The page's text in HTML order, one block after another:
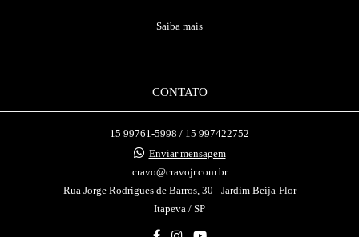
Saiba mais
CONTATO
15 99761-5998 / 15 997422752
Enviar mensagem
cravo@cravojr.com.br
Rua Jorge Rodrigues de Barros, 30 - Jardim Beija-Flor
Itapeva / SP